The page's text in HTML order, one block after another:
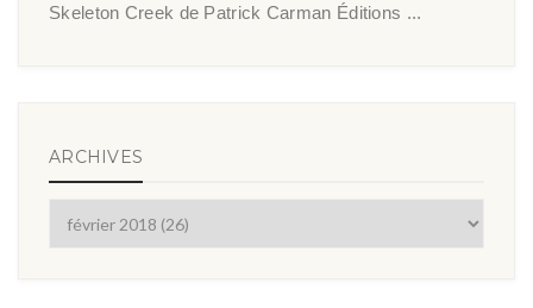
Skeleton Creek de Patrick Carman Éditions ...
ARCHIVES